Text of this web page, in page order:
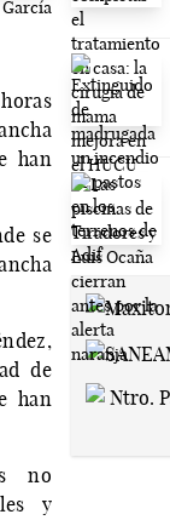
han
se
de
han
no
y